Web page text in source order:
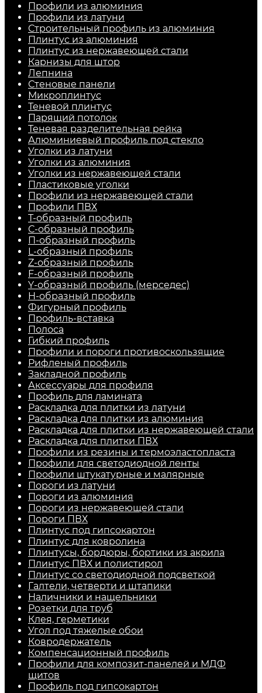
Профили из алюминия
Профили из латуни
Строительный профиль из алюминия
Плинтус из алюминия
Плинтус из нержавеющей стали
Карнизы для штор
Лепнина
Стеновые панели
Микроплинтус
Теневой плинтус
Парящий потолок
Теневая разделительная рейка
Алюминиевый профиль под стекло
Уголки из латуни
Уголки из алюминия
Уголки из нержавеющей стали
Пластиковые уголки
Профили из нержавеющей стали
Профили ПВХ
Т-образный профиль
С-образный профиль
П-образный профиль
L-образный профиль
Z-образный профиль
F-образный профиль
Y-образный профиль (мерседес)
H-образный профиль
Фигурный профиль
Профиль-вставка
Полоса
Гибкий профиль
Профили и пороги противоскользящие
Рифленый профиль
Закладной профиль
Аксессуары для профиля
Профиль для ламината
Раскладка для плитки из латуни
Раскладка для плитки из алюминия
Раскладка для плитки из нержавеющей стали
Раскладка для плитки ПВХ
Профили из резины и термоэластопласта
Профили для светодиодной ленты
Профили штукатурные и малярные
Пороги из латуни
Пороги из алюминия
Пороги из нержавеющей стали
Пороги ПВХ
Плинтус под гипсокартон
Плинтус для ковролина
Плинтусы, бордюры, бортики из акрила
Плинтус ПВХ и полистирол
Плинтус со светодиодной подсветкой
Галтели, четверти и штапики
Наличники и нащельники
Розетки для труб
Клея, герметики
Угол под тяжелые обои
Ковродержатель
Компенсационный профиль
Профили для композит-панелей и МДФ
щитов
Профиль под гипсокартон